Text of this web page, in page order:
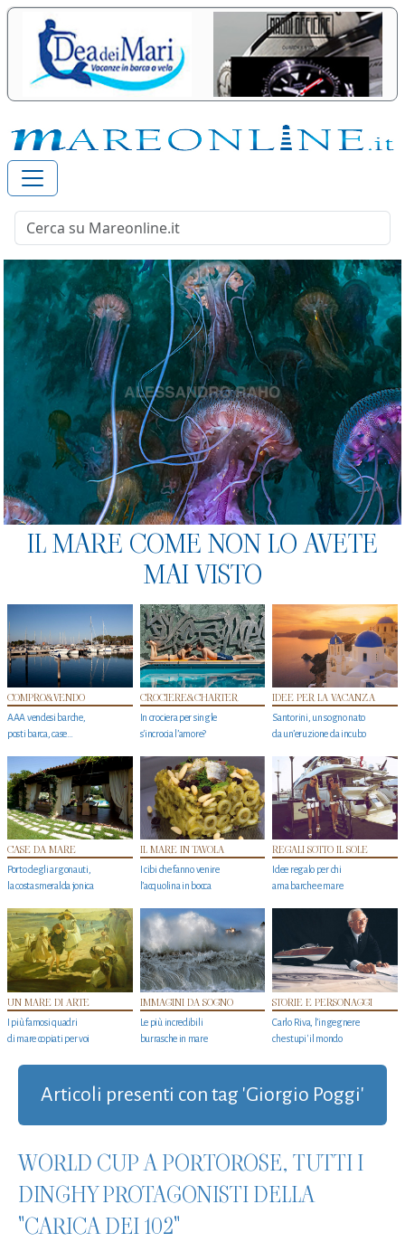
IL MARE COME NON LO AVETE
MAI VISTO
COMPRO&VENDO
AAA vendesi barche,
posti barca, case…
CROCIERE&CHARTER
In crociera per single
s'incrocia l’amore?
IDEE PER LA VACANZA
Santorini, un sogno nato
da un’eruzione da incubo
CASE DA MARE
Porto degli argonauti,
la costa smeralda jonica
IL MARE IN TAVOLA
I cibi che fanno venire
l’acquolina in bocca
REGALI SOTTO IL SOLE
Idee regalo per chi
ama barche e mare
UN MARE DI ARTE
I più famosi quadri
di mare copiati per voi
IMMAGINI DA SOGNO
Le più incredibili
burrasche in mare
STORIE E PERSONAGGI
Carlo Riva, l’ingegnere
che stupi' il mondo
Articoli presenti con tag 'Giorgio Poggi'
WORLD CUP A PORTOROSE, TUTTI I
DINGHY PROTAGONISTI DELLA
"CARICA DEI 102"